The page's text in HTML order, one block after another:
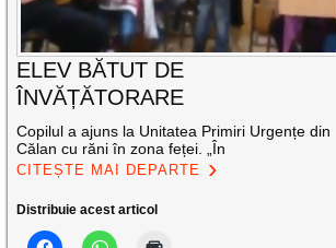
ELEV BĂTUT DE
ÎNVĂȚĂTORARE
Copilul a ajuns la Unitatea Primiri Urgențe din
Călan cu răni în zona feței. „În
CITEȘTE MAI DEPARTE
Distribuie acest articol